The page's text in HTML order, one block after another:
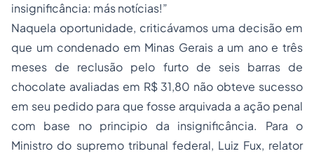
insignificância: más notícias!”
Naquela oportunidade, criticávamos uma decisão em
que um condenado em Minas Gerais a um ano e três
meses de reclusão pelo furto de seis barras de
chocolate avaliadas em R$ 31,80 não obteve sucesso
em seu pedido para que fosse arquivada a ação penal
com base no principio da insignificância. Para o
Ministro do supremo tribunal federal, Luiz Fux, relator